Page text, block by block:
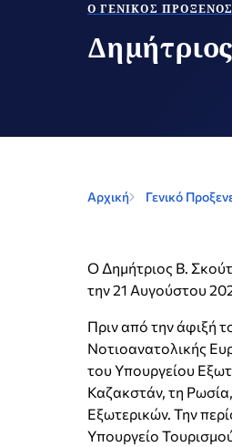
Ο ΓΕΝΙΚΌΣ ΠΡΌΞΕΝΟΣ
Αρχική Γενικό
Ο Δημήτριος Β.
την 21 Αυγούστου
Πριν από την άφιξή
Νοτιοανατολικής
του Υπουργείου
Καζακστάν, τη
Εξωτερικών. Την
Υπουργείο